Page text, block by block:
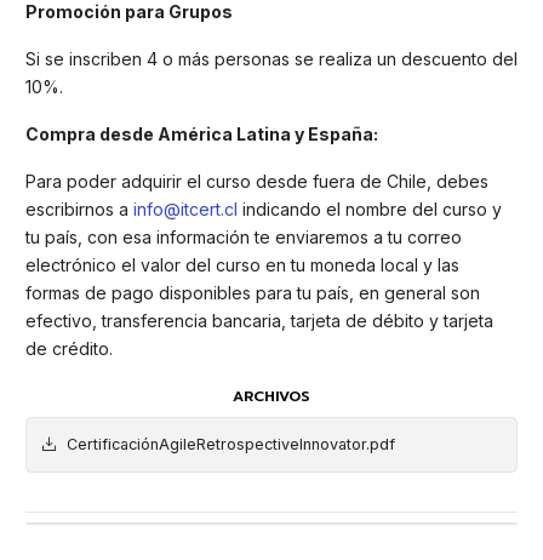
Promoción para Grupos
Si se inscriben 4 o más personas se realiza un descuento del
10%.
Compra desde América Latina y España:
Para poder adquirir el curso desde fuera de Chile, debes
escribirnos a info@itcert.cl indicando el nombre del curso y
tu país, con esa información te enviaremos a tu correo
electrónico el valor del curso en tu moneda local y las
formas de pago disponibles para tu país, en general son
efectivo, transferencia bancaria, tarjeta de débito y tarjeta
de crédito.
ARCHIVOS
CertificaciónAgileRetrospectiveInnovator.pdf